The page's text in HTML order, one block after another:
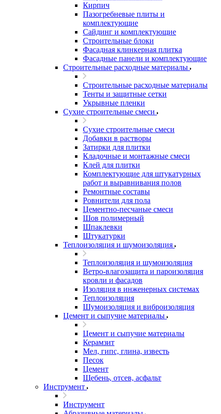
Кирпич
Пазогребневые плиты и
комплектующие
Сайдинг и комплектующие
Строительные блоки
Фасадная клинкерная плитка
Фасадные панели и комплектующие
Строительные расходные материалы
Строительные расходные материалы
Тенты и защитные сетки
Укрывные пленки
Сухие строительные смеси
Сухие строительные смеси
Добавки в растворы
Затирки для плитки
Кладочные и монтажные смеси
Клей для плитки
Комплектующие для штукатурных
работ и выравнивания полов
Ремонтные составы
Ровнители для пола
Цементно-песчаные смеси
Шов полимерный
Шпаклевки
Штукатурки
Теплоизоляция и шумоизоляция
Теплоизоляция и шумоизоляция
Ветро-влагозащита и пароизоляция
кровли и фасадов
Изоляция в инженерных системах
Теплоизоляция
Шумоизоляция и виброизоляция
Цемент и сыпучие материалы
Цемент и сыпучие материалы
Керамзит
Мел, гипс, глина, известь
Песок
Цемент
Щебень, отсев, асфальт
Инструмент
Инструмент